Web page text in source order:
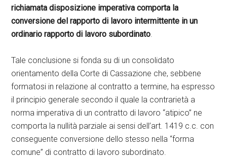
richiamata disposizione imperativa comporta la
conversione del rapporto di lavoro intermittente in un
ordinario rapporto di lavoro subordinato.
Tale conclusione si fonda su di un consolidato
orientamento della Corte di Cassazione che, sebbene
formatosi in relazione al contratto a termine, ha espresso
il principio generale secondo il quale la contrarietà a
norma imperativa di un contratto di lavoro “atipico” ne
comporta la nullità parziale ai sensi dell’art. 1419 c.c. con
conseguente conversione dello stesso nella “forma
comune” di contratto di lavoro subordinato.